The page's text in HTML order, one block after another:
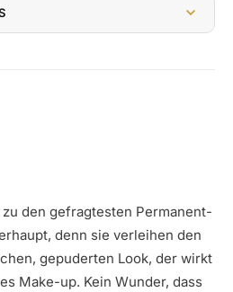
den gefragtesten Permanent-
denn sie verleihen den
gepuderten Look, der wirkt
Make-up. Kein Wunder, dass